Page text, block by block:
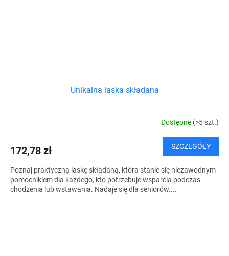
Unikalna laska składana
Dostępne (>5 szt.)
172,78 zł SZCZEGÓŁY
Poznaj praktyczną laskę składaną, która stanie się niezawodnym
pomocnikiem dla każdego, kto potrzebuje wsparcia podczas
chodzenia lub wstawania. Nadaje się dla seniorów....